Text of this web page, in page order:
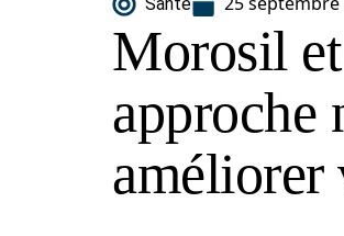
Morosil
approche
améliorer